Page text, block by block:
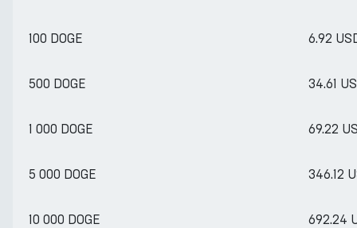
100 DOGE 6.92
500 DOGE 34.61
1 000 DOGE 69.22
5 000 DOGE 346.12
10 000 DOGE 692.24